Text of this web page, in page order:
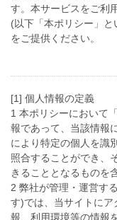
す。本サービスをご利
(以下「本ポリシー」
をご提供ください。
[1] 個人情報の定義
1 本ポリシーにおいて
報であって、当該情報
により特定の個人を識
照合することができ、
きることとなるものを
2 弊社が管理・運営す
す)では、当サイトに
報、利用環境等の情報